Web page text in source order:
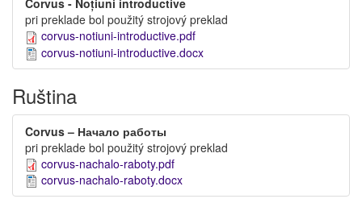
Corvus - Noțiuni introductive
pri preklade bol použitý strojový preklad
corvus-notiuni-introductive.pdf
corvus-notiuni-introductive.docx
Ruština
Corvus – Начало работы
pri preklade bol použitý strojový preklad
corvus-nachalo-raboty.pdf
corvus-nachalo-raboty.docx